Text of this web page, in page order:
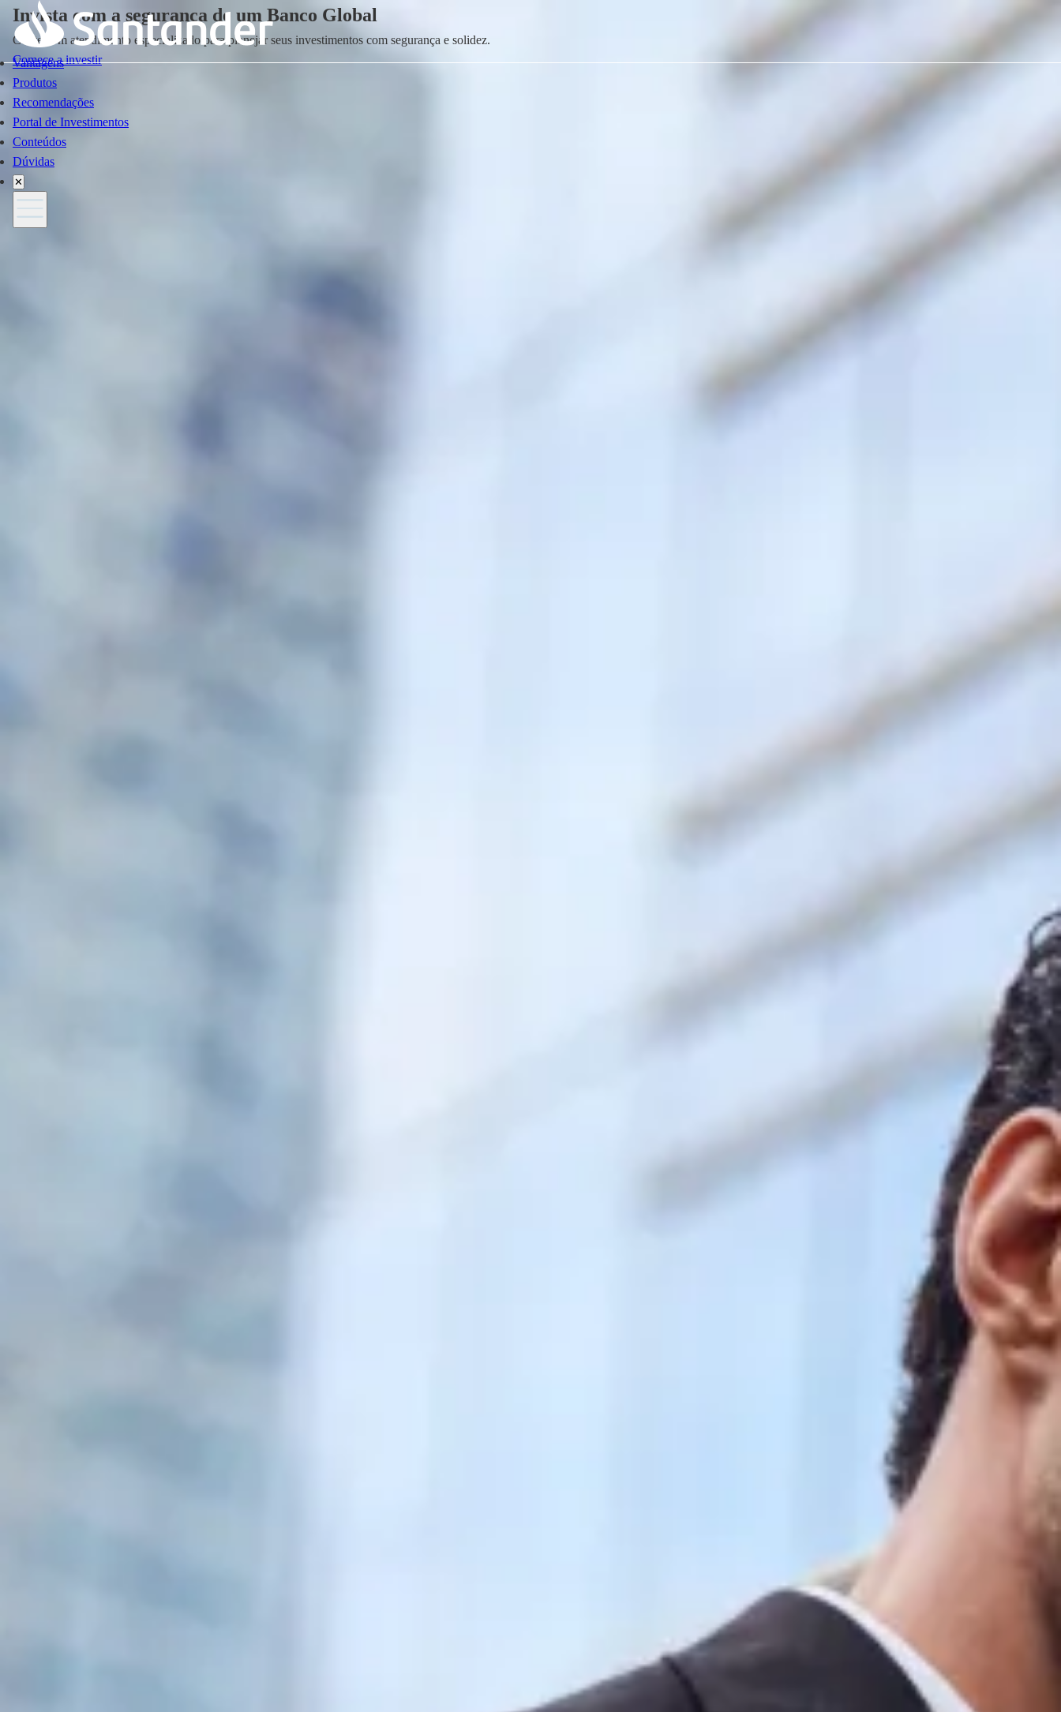
Vantagens
Produtos
Recomendações
Portal de Investimentos
Conteúdos
Dúvidas
✕
Invista com a segurança de um Banco Global
Conte com atendimento especializado para planejar seus investimentos com segurança e solidez.
Comece a investir